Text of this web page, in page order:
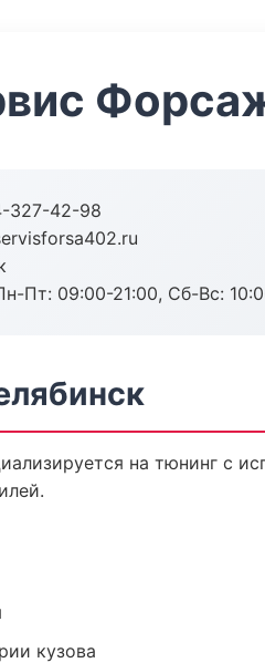
327-42-98
Пт: 09:00-21:00, Сб-Вс:
на тюнинг с
кузова